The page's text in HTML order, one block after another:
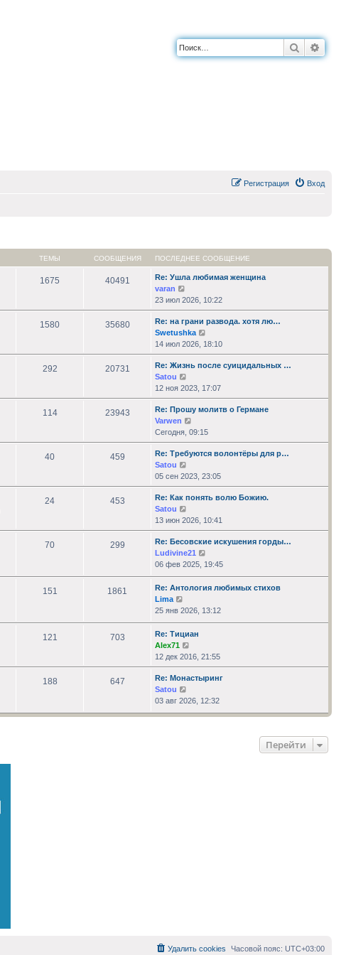
Поиск
Вход
Регистрация
ТЕМЫ СООБЩЕНИЯ ПОСЛЕДНЕЕ СООБЩЕНИЕ
1675 40491
Re: Ушла любимая женщина
varan
к
последнему
сообщению
23 июл 2026, 10:22
1580 35680
Re: на грани развода. хотя лю…
Swetushka
к
последнему
сообщению
14 июл 2026, 18:10
292 20731
Re: Жизнь после суицидальных …
Satou
к
последнему
сообщению
12 ноя 2023, 17:07
114 23943
Re: Прошу молитв о Германе
Varwen
к
последнему
сообщению
Сегодня, 09:15
40 459
Re: Требуются волонтёры для р…
Satou
к
последнему
сообщению
05 сен 2023, 23:05
24 453
Re: Как понять волю Божию.
Satou
к
последнему
сообщению
13 июн 2026, 10:41
70 299
Re: Бесовские искушения горды…
Ludivine21
к
последнему
сообщению
06 фев 2025, 19:45
151 1861
Re: Антология любимых стихов
Lima
к
последнему
сообщению
25 янв 2026, 13:12
121 703
Re: Тициан
Alex71
к
последнему
сообщению
12 дек 2016, 21:55
188 647
Re: Монастыринг
Satou
к
последнему
03 авг 2026, 12:32
Перейти
Часовой пояс: UTC+03:00
Удалить cookies